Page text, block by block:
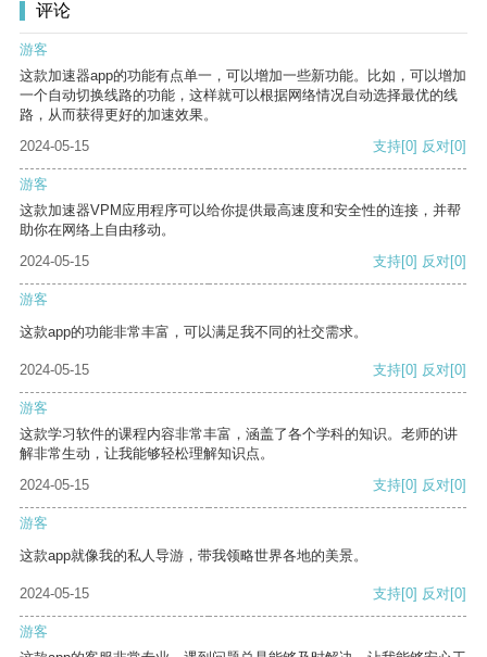
评论
游客
这款加速器app的功能有点单一，可以增加一些新功能。比如，可以增加
一个自动切换线路的功能，这样就可以根据网络情况自动选择最优的线
路，从而获得更好的加速效果。
2024-05-15
支持[0] 反对[0]
游客
这款加速器VPM应用程序可以给你提供最高速度和安全性的连接，并帮
助你在网络上自由移动。
2024-05-15
支持[0] 反对[0]
游客
这款app的功能非常丰富，可以满足我不同的社交需求。
2024-05-15 支持[0] 反对[0]
游客
这款学习软件的课程内容非常丰富，涵盖了各个学科的知识。老师的讲
解非常生动，让我能够轻松理解知识点。
2024-05-15
支持[0] 反对[0]
游客
这款app就像我的私人导游，带我领略世界各地的美景。
2024-05-15 支持[0] 反对[0]
游客